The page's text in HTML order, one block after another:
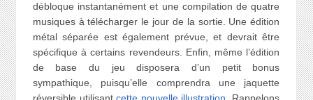
débloque instantanément et une compilation de quatre
musiques à télécharger le jour de la sortie. Une édition
métal séparée est également prévue, et devrait être
spécifique à certains revendeurs. Enfin, même l’édition
de base du jeu disposera d’un petit bonus
sympathique, puisqu’elle comprendra une jaquette